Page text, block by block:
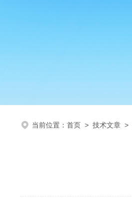
当前位置： 首页 > 技术文章 >